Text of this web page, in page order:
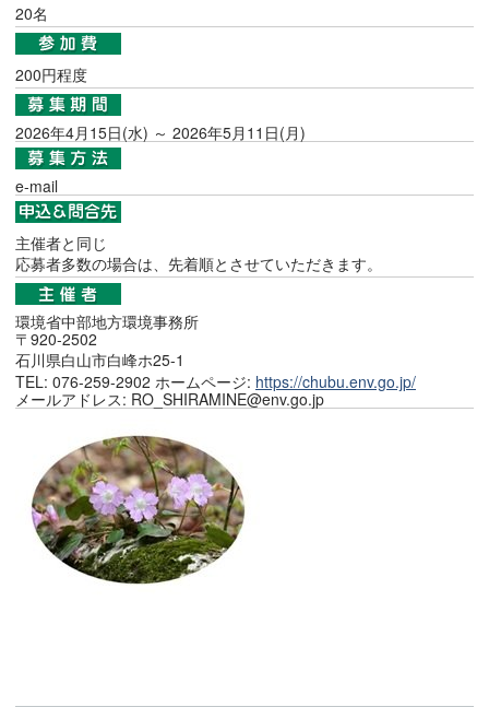
20名
200円程度
2026年4月15日(水) ～ 2026年5月11日(月)
e-mail
主催者と同じ
応募者多数の場合は、先着順とさせていただきます。
環境省中部地方環境事務所
〒920-2502
石川県白山市白峰ホ25-1
TEL: 076-259-2902 ホームページ: https://chubu.env.go.jp/
メールアドレス: RO_SHIRAMINE@env.go.jp